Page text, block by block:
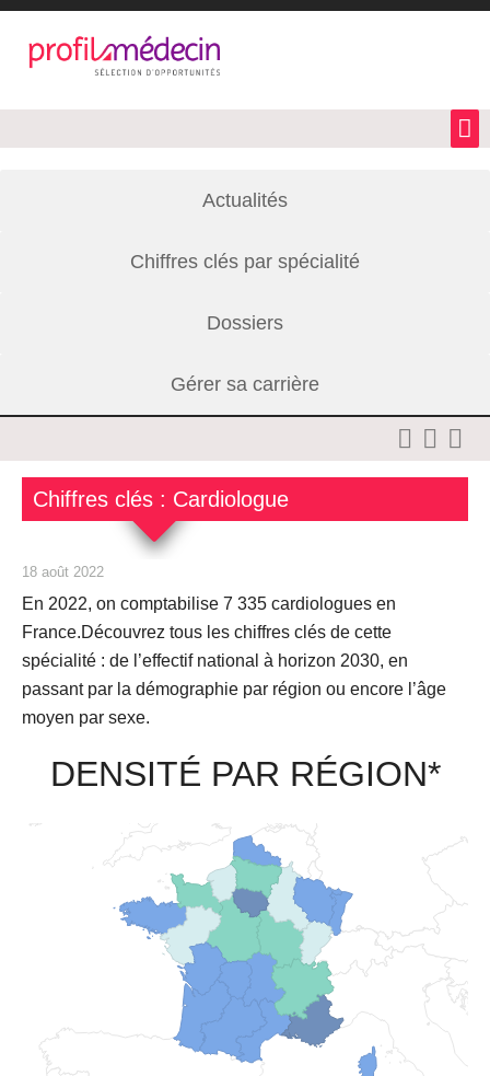
Actualités
Chiffres clés par spécialité
Dossiers
Gérer sa carrière
Chiffres clés : Cardiologue
18 août 2022
En 2022, on comptabilise 7 335 cardiologues en
France.Découvrez tous les chiffres clés de cette
spécialité : de l’effectif national à horizon 2030, en
passant par la démographie par région ou encore l’âge
moyen par sexe.
DENSITÉ PAR RÉGION*